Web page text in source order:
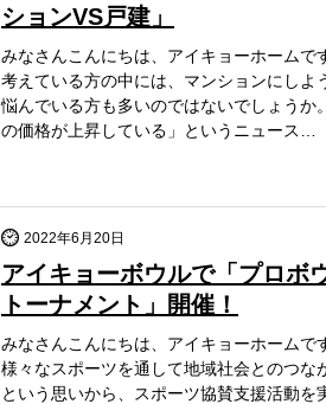
ションVS戸建」
みなさんこんにちは、アイキョーホームで
考えている方の中には、マンションにしよ
悩んでいる方も多いのではないでしょうか
の価格が上昇している」というニュース…
2022年6月20日
アイキョーボウルで「プロボ
トーナメント」開催！
みなさんこんにちは、アイキョーホームで
様々なスポーツを通して地域社会とのつな
という思いから、スポーツ協賛支援活動を